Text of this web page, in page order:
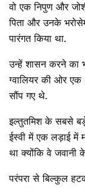
वो एक निपुण और
पिता और उनके
पारंगत किया था.
उन्हें शासन करने का
ग्वालियर की ओर एक
सौंप गए थे.
इल्तुतमिश के सबसे बड़े
ईस्वी में एक लड़ाई में
था क्योंकि वे
परंपरा से बिल्कुल